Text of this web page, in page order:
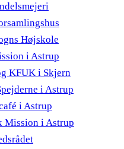
Højskole
i Astrup
KFUK i Skjern
i Astrup
i Astrup
Mission i Astrup